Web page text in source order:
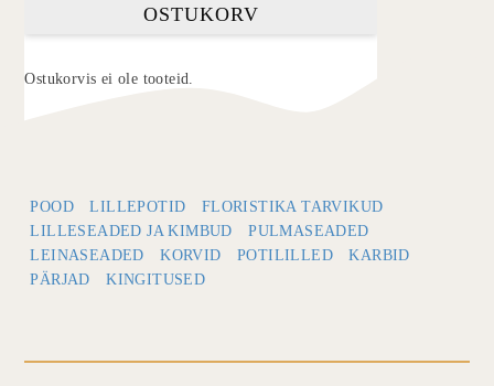
OSTUKORV
Ostukorvis ei ole tooteid.
POOD LILLEPOTID
FLORISTIKA TARVIKUD
LILLESEADED JA KIMBUD
PULMASEADED
LEINASEADED
KORVID POTILILLED
KARBID
PÄRJAD
KINGITUSED